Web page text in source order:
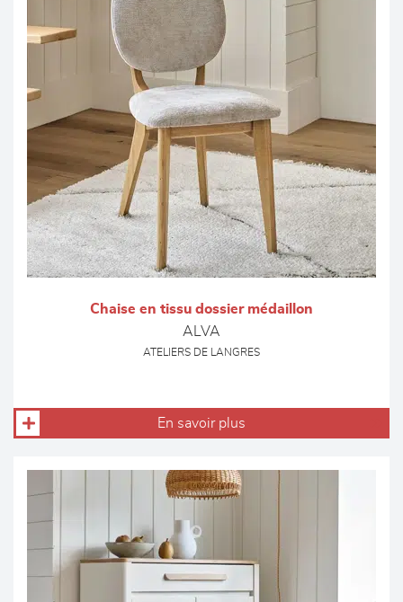
Chaise en tissu dossier médaillon
ALVA
ATELIERS DE LANGRES
En savoir plus